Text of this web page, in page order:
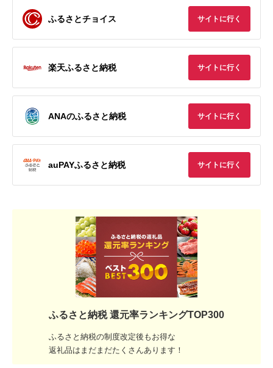
ふるさとチョイス サイトに行く
楽天ふるさと納税 サイトに行く
ANAのふるさと納税 サイトに行く
auPAYふるさと納税 サイトに行く
ふるさと納税 還元率ランキングTOP300
ふるさと納税の制度改定後もお得な
返礼品はまだまだたくさんあります！